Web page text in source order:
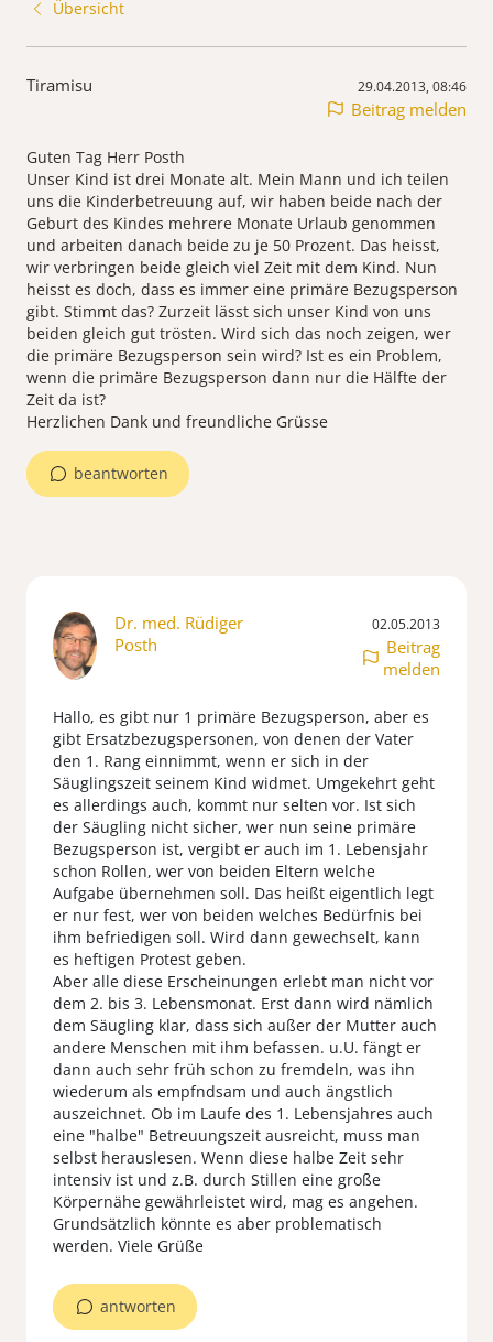
Übersicht
Tiramisu 29.04.2013, 08:46
Beitrag melden
Guten Tag Herr Posth
Unser Kind ist drei Monate alt. Mein Mann und ich teilen
uns die Kinderbetreuung auf, wir haben beide nach der
Geburt des Kindes mehrere Monate Urlaub genommen
und arbeiten danach beide zu je 50 Prozent. Das heisst,
wir verbringen beide gleich viel Zeit mit dem Kind. Nun
heisst es doch, dass es immer eine primäre Bezugsperson
gibt. Stimmt das? Zurzeit lässt sich unser Kind von uns
beiden gleich gut trösten. Wird sich das noch zeigen, wer
die primäre Bezugsperson sein wird? Ist es ein Problem,
wenn die primäre Bezugsperson dann nur die Hälfte der
Zeit da ist?
Herzlichen Dank und freundliche Grüsse
beantworten
Dr. med. Rüdiger
Posth
02.05.2013
Beitrag
melden
Hallo, es gibt nur 1 primäre Bezugsperson, aber es
gibt Ersatzbezugspersonen, von denen der Vater
den 1. Rang einnimmt, wenn er sich in der
Säuglingszeit seinem Kind widmet. Umgekehrt geht
es allerdings auch, kommt nur selten vor. Ist sich
der Säugling nicht sicher, wer nun seine primäre
Bezugsperson ist, vergibt er auch im 1. Lebensjahr
schon Rollen, wer von beiden Eltern welche
Aufgabe übernehmen soll. Das heißt eigentlich legt
er nur fest, wer von beiden welches Bedürfnis bei
ihm befriedigen soll. Wird dann gewechselt, kann
es heftigen Protest geben.
Aber alle diese Erscheinungen erlebt man nicht vor
dem 2. bis 3. Lebensmonat. Erst dann wird nämlich
dem Säugling klar, dass sich außer der Mutter auch
andere Menschen mit ihm befassen. u.U. fängt er
dann auch sehr früh schon zu fremdeln, was ihn
wiederum als empfndsam und auch ängstlich
auszeichnet. Ob im Laufe des 1. Lebensjahres auch
eine "halbe" Betreuungszeit ausreicht, muss man
selbst herauslesen. Wenn diese halbe Zeit sehr
intensiv ist und z.B. durch Stillen eine große
Körpernähe gewährleistet wird, mag es angehen.
Grundsätzlich könnte es aber problematisch
werden. Viele Grüße
antworten